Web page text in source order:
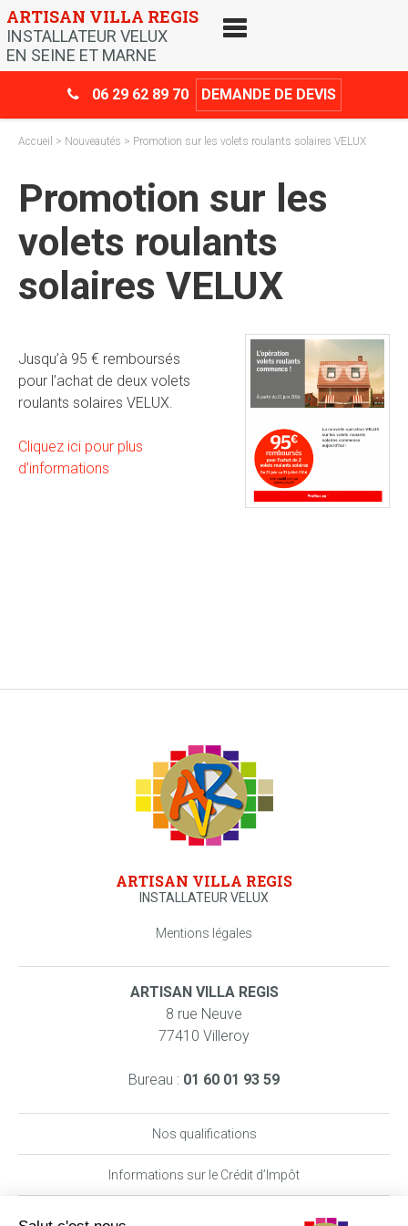
Skip
to
content
ARTISAN VILLA REGIS
INSTALLATEUR VELUX
EN SEINE ET MARNE
06 29 62 89 70 DEMANDE DE DEVIS
Accueil > Nouveautés > Promotion sur les volets roulants solaires VELUX
Promotion sur les
volets roulants
solaires VELUX
Jusqu’à 95 € remboursés
pour l’achat de deux volets
roulants solaires VELUX.
Cliquez ici pour plus
d’informations
ARTISAN VILLA REGIS
INSTALLATEUR VELUX
Mentions légales
ARTISAN VILLA REGIS
8 rue Neuve
77410 Villeroy
Bureau : 01 60 01 93 59
Nos qualifications
Informations sur le Crédit d’Impôt